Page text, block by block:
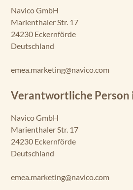
Navico GmbH
Marienthaler Str. 17
24230 Eckernförde
Deutschland
emea.marketing@navico.com
Verantwortliche Person
Navico GmbH
Marienthaler Str. 17
24230 Eckernförde
Deutschland
emea.marketing@navico.com